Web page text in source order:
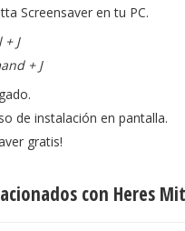
Screensaver en tu PC.
J
+ J
de instalación en pantalla.
gratis!
con Heres